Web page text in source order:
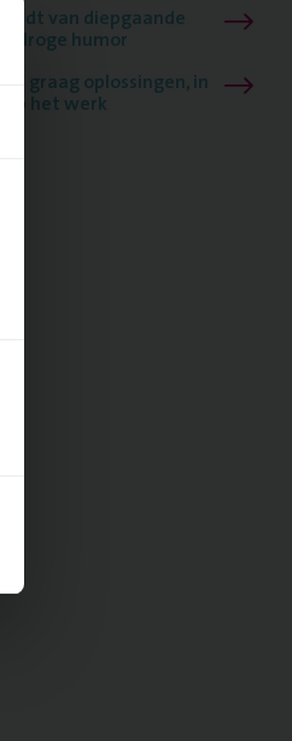
van diepgaande
droge humor
graag oplossingen, in
op het werk